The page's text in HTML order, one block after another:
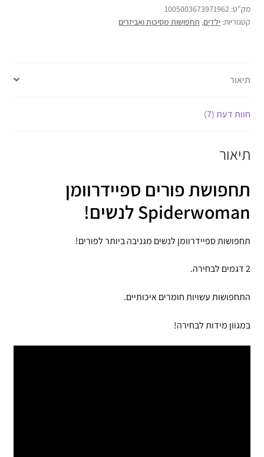
מק"ט: 1005003673971962
קטגוריות: ילדים, תחפושות מסיכות ואביזרים
תיאור
חוות דעת (7)
תיאור
תחפושת פורים ספיידרוומן
Spiderwoman לנשים!
תחפושות ספיידרוומן לנשים מגניבה ביותר לפורים!
2 דגמים לבחירה.
התחפושות עשויות חומרים איכותיים.
במגוון מידות לבחירה!